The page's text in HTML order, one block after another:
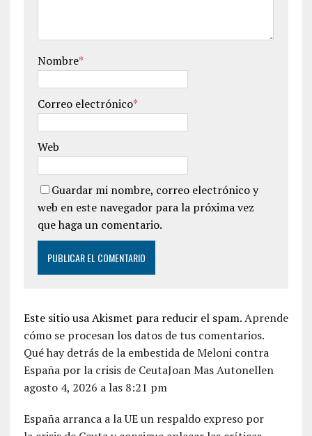
Nombre*
Correo electrónico*
Web
Guardar mi nombre, correo electrónico y
web en este navegador para la próxima vez
que haga un comentario.
Este sitio usa Akismet para reducir el spam.Aprende
cómo se procesan los datos de tus comentarios.
Qué hay detrás de la embestida de Meloni contra
España por la crisis de CeutaJoan Mas Autonellen
agosto 4, 2026 a las 8:21 pm
España arranca a la UE un respaldo expreso por